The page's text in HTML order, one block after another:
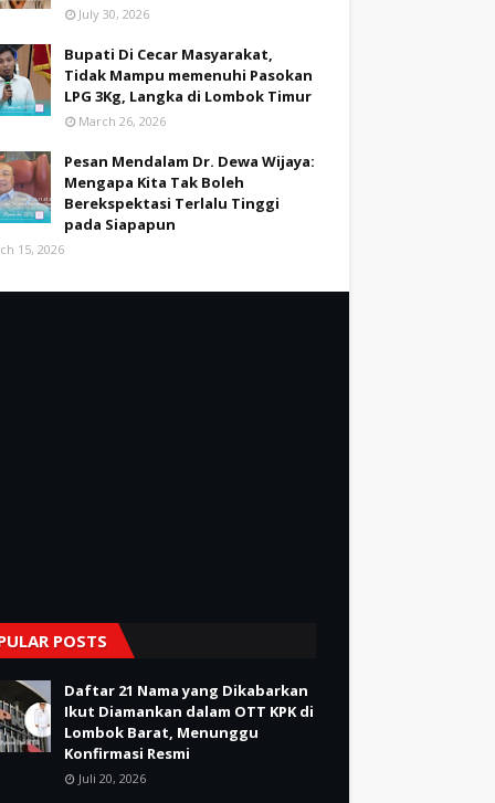
July 30, 2026
Bupati Di Cecar Masyarakat,
Tidak Mampu memenuhi Pasokan
LPG 3Kg, Langka di Lombok Timur
March 26, 2026
Pesan Mendalam Dr. Dewa Wijaya:
Mengapa Kita Tak Boleh
Berekspektasi Terlalu Tinggi
pada Siapapun
15, 2026
POSTS
Daftar 21 Nama yang Dikabarkan
Ikut Diamankan dalam OTT KPK di
Lombok Barat, Menunggu
Konfirmasi Resmi
Juli 20, 2026